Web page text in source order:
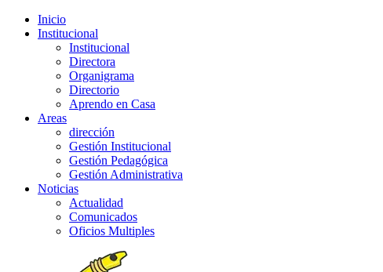
Inicio
Institucional
Institucional
Directora
Organigrama
Directorio
Aprendo en Casa
Areas
dirección
Gestión Institucional
Gestión Pedagógica
Gestión Administrativa
Noticias
Actualidad
Comunicados
Oficios Multiples